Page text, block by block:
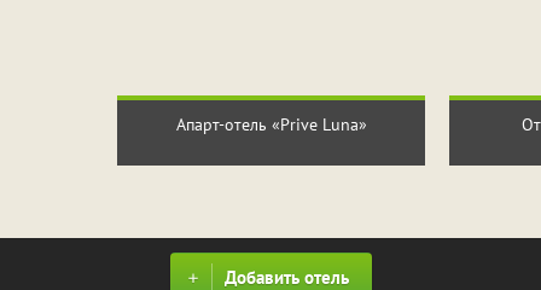
Апарт-отель «Prive Luna»
Добавить отель